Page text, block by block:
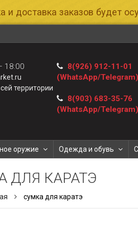
доставка заказов будет
18:00
территории
8(926) 912-11-01
(WhatsApp/Telegram)
8(903) 683-35-76
(WhatsApp/Telegram)
оружие Одежда и обувь
ДЛЯ КАРАТЭ
сумка для каратэ